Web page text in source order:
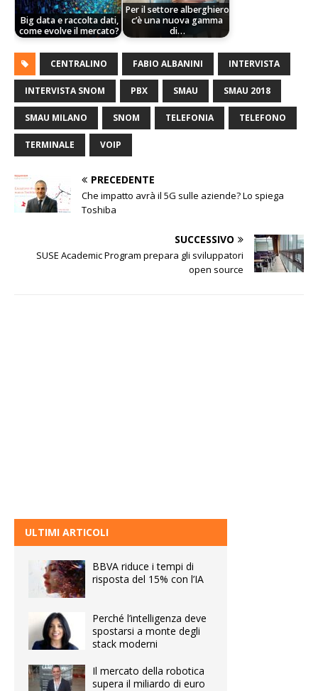
Big data e raccolta dati,
come evolve il mercato?
Per il settore alberghiero
c’è una nuova gamma
di…
CENTRALINO FABIO ALBANINI INTERVISTA
INTERVISTA SNOM PBX SMAU SMAU 2018
SMAU MILANO SNOM TELEFONIA TELEFONO
TERMINALE VOIP
PRECEDENTE
Che impatto avrà il 5G sulle aziende? Lo spiega
Toshiba
SUCCESSIVO
SUSE Academic Program prepara gli sviluppatori
open source
ULTIMI ARTICOLI
BBVA riduce i tempi di
risposta del 15% con l’IA
Perché l’intelligenza deve
spostarsi a monte degli
stack moderni
Il mercato della robotica
supera il miliardo di euro